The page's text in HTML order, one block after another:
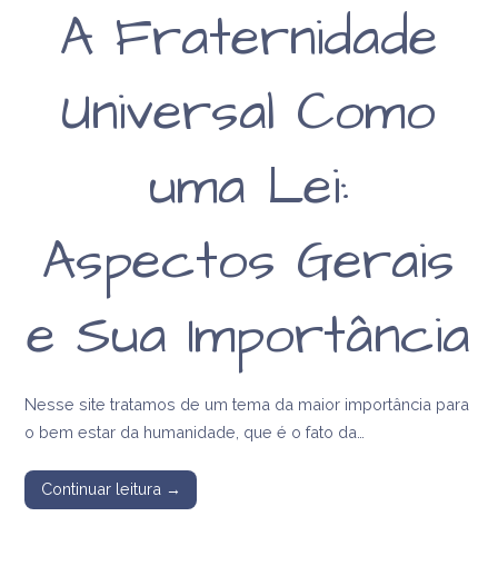
A Fraternidade
Universal Como
uma Lei:
Aspectos Gerais
e Sua Importância
Nesse site tratamos de um tema da maior importância para
o bem estar da humanidade, que é o fato da…
Continuar leitura →